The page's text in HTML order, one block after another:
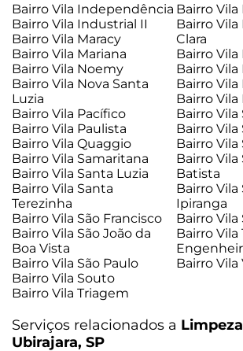
Bairro Vila Independência
Bairro Vila Industrial II
Bairro Vila Maracy
Bairro Vila Mariana
Bairro
Bairro Vila Noemy
Bairro Vila
Clara
Bairro Vila Nova Santa
Luzia
Bairro
Bairro Vila Pacífico
Bairro Vila
Bairro Vila Paulista
Bairro
Bairro Vila Quaggio
Bairro Vila
Bairro Vila Samaritana
Bairro Vila
Bairro Vila Santa Luzia
Bairro Vila
Bairro Vila Santa
Terezinha
Bairro
Bairro Vila São Francisco
Bairro Vila
Batista
Bairro Vila São João da
Boa Vista
Bairro Vila
Ipiranga
Bairro Vila São Paulo
Bairro Vila
Bairro Vila Souto
Bairro Vila
Bairro Vila Triagem
Bairro
Serviços relacionados a
Ubirajara, SP